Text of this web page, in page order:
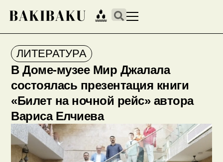
ЛИТЕРАТУРА
В Доме-музее Мир Джалала
состоялась презентация книги
«Билет на ночной рейс» автора
Вариса Елчиева